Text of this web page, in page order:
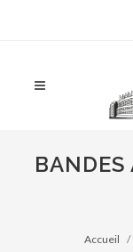
BANDES
Accueil